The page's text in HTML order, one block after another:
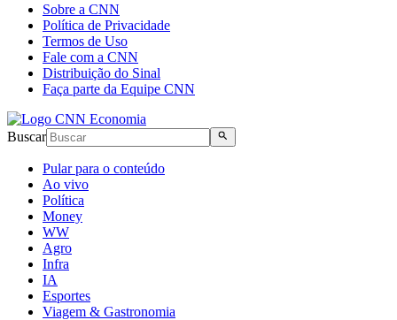
Sobre a CNN
Política de Privacidade
Termos de Uso
Fale com a CNN
Distribuição do Sinal
Faça parte da Equipe CNN
Buscar
Pular para o conteúdo
Ao vivo
Política
Money
WW
Agro
Infra
IA
Esportes
Viagem & Gastronomia